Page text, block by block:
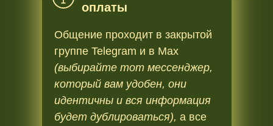
оплаты
Общение проходит в закрытой
группе Telegram и в Мах
(выбирайте тот мессенджер,
который вам удобен, они
идентичны и вся информация
будет дублироваться), а все